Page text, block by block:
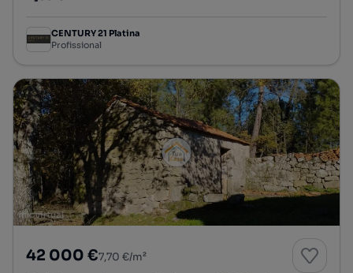
CENTURY 21 Platina
Profissional
42 000 €7,70 €/m²